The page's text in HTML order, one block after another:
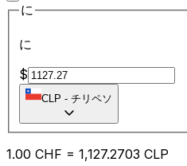
に
に
$
CLP - チリペソ
1.00 CHF = 1,127.2703 CLP